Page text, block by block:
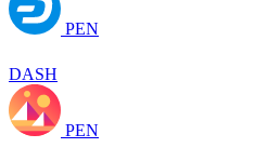
PEN
DASH
PEN